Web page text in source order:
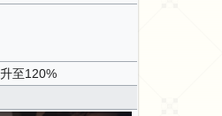
至120%